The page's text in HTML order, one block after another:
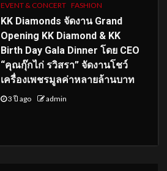
EVENT & CONCERT FASHION
KK Diamonds จัดงาน Grand
Opening KK Diamond & KK
Birth Day Gala Dinner โดย CEO
“คุณกุ๊กไก่ รวิสรา” จัดงานโชว์
เครื่องเพชรมูลค่าหลายล้านบาท
3 ปี ago admin